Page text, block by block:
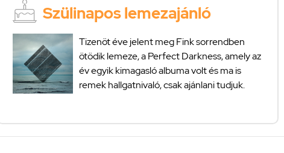
Szülinapos lemezajánló
Tizenöt éve jelent meg Fink sorrendben
ötödik lemeze, a Perfect Darkness, amely az
év egyik kimagasló albuma volt és ma is
remek hallgatnivaló, csak ajánlani tudjuk.